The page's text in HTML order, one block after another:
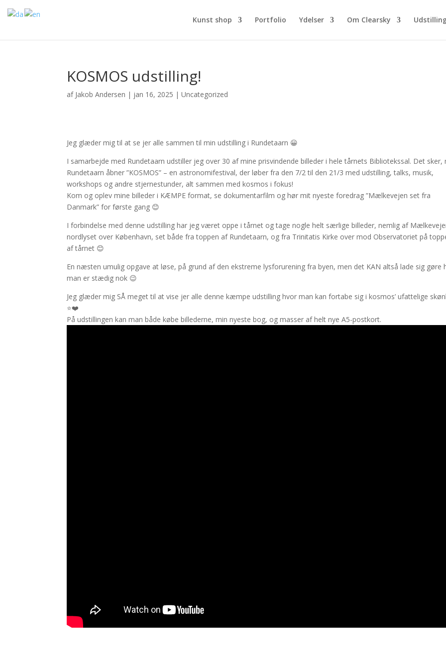
Kunst shop Portfolio Ydelser Om Clearsky
KOSMOS udstilling!
af Jakob Andersen | jan 16, 2025 |Uncategorized
Jeg glæder mig til at se jer alle sammen til min udstilling i Rundetaarn 😀
I samarbejde med Rundetaarn udstiller jeg over 30 af mine prisvindende billeder i hele tårnets Bibliotekssal. Det sker,
Rundetaarn åbner ”KOSMOS” – en astronomifestival, der løber fra den 7/2 til den 21/3 med udstilling, talks, musik,
workshops og andre stjernestunder, alt sammen med kosmos i fokus!
Kom og oplev mine billeder i KÆMPE format, se dokumentarfilm og hør mit nyeste foredrag ”Mælkevejen set fra
Danmark” for første gang 😊
I forbindelse med denne udstilling har jeg været oppe i tårnet og tage nogle helt særlige billeder, nemlig af
nordlyset over København, set både fra toppen af Rundetaarn, og fra Trinitatis Kirke over mod Observatoriet på
af tårnet 😊
En næsten umulig opgave at løse, på grund af den ekstreme lysforurening fra byen, men det KAN altså lade sig gøre
man er stædig nok 😉
Jeg glæder mig SÅ meget til at vise jer alle denne kæmpe udstilling hvor man kan fortabe sig i kosmos’ ufattelige
⭐❤️
På udstillingen kan man både købe billederne, min nyeste bog, og masser af helt nye A5-postkort.